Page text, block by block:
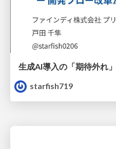
starfish719